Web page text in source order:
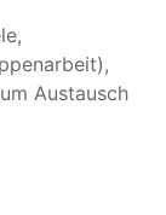
Austausch